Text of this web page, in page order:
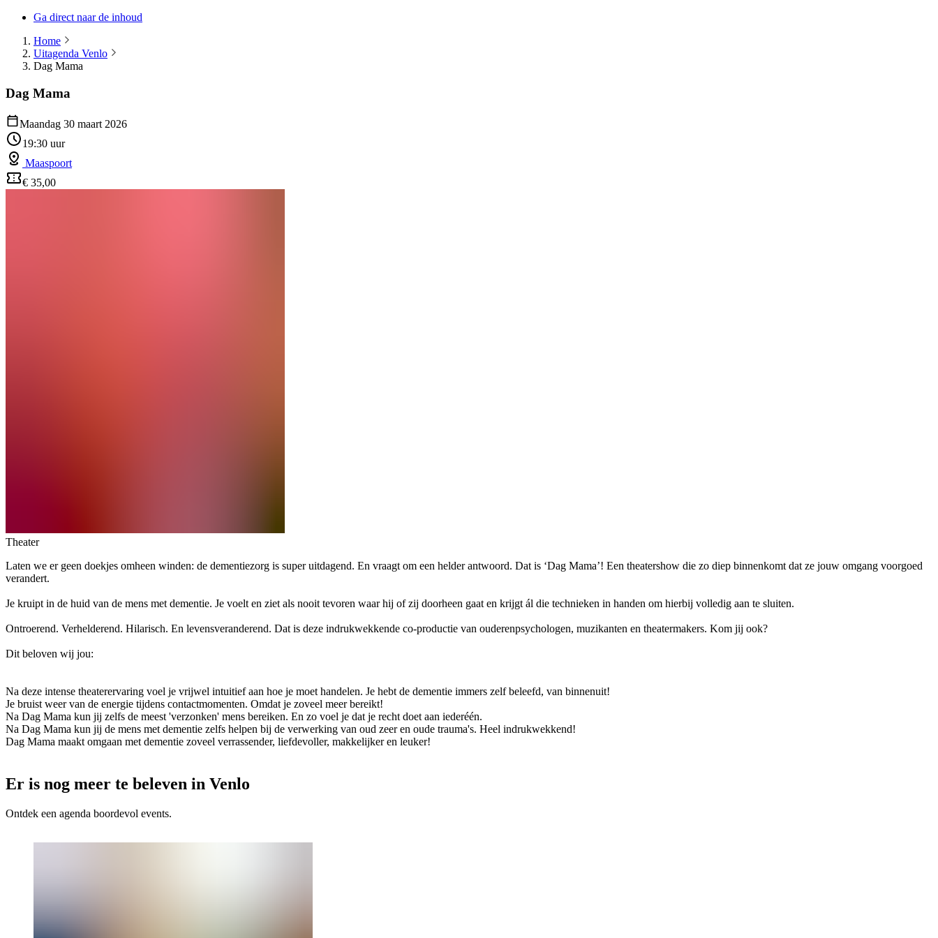
Ga direct naar de inhoud
Home
Uitagenda Venlo
Dag Mama
Dag Mama
Maandag 30 maart 2026
19:30 uur
Maaspoort
€ 35,00
Theater
Laten we er geen doekjes omheen winden: de dementiezorg is super uitdagend. En vraagt om een helder antwoord. Dat is ‘Dag Mama’! Een theatershow die zo diep binnenkomt dat ze jouw omgang voorgoed
verandert.
Je kruipt in de huid van de mens met dementie. Je voelt en ziet als nooit tevoren waar hij of zij doorheen gaat en krijgt ál die technieken in handen om hierbij volledig aan te sluiten.
Ontroerend. Verhelderend. Hilarisch. En levensveranderend. Dat is deze indrukwekkende co-productie van ouderenpsychologen, muzikanten en theatermakers. Kom jij ook?
Dit beloven wij jou:
Na deze intense theaterervaring voel je vrijwel intuitief aan hoe je moet handelen. Je hebt de dementie immers zelf beleefd, van binnenuit!
Je bruist weer van de energie tijdens contactmomenten. Omdat je zoveel meer bereikt!
Na Dag Mama kun jij zelfs de meest 'verzonken' mens bereiken. En zo voel je dat je recht doet aan iederéén.
Na Dag Mama kun jij de mens met dementie zelfs helpen bij de verwerking van oud zeer en oude trauma's. Heel indrukwekkend!
Dag Mama maakt omgaan met dementie zoveel verrassender, liefdevoller, makkelijker en leuker!
Er is nog meer te beleven in Venlo
Ontdek een agenda boordevol events.